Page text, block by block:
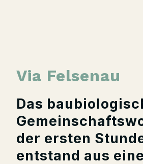
Via Felsenau
Das
der ersten
entstand aus